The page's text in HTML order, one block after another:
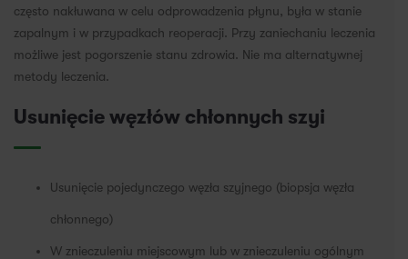
często nakłuwana w celu odprowadzenia płynu, była w stanie
zapalnym i w przypadkach reoperacji. Przy zaniechaniu leczenia
możliwe jest pogorszenie stanu zdrowia. Nie ma alternatywnej
metody leczenia.
Usunięcie węzłów chłonnych szyi
Usunięcie pojedynczego węzła szyjnego (biopsja węzła
chłonnego)
W znieczuleniu miejscowym lub w znieczuleniu ogólnym